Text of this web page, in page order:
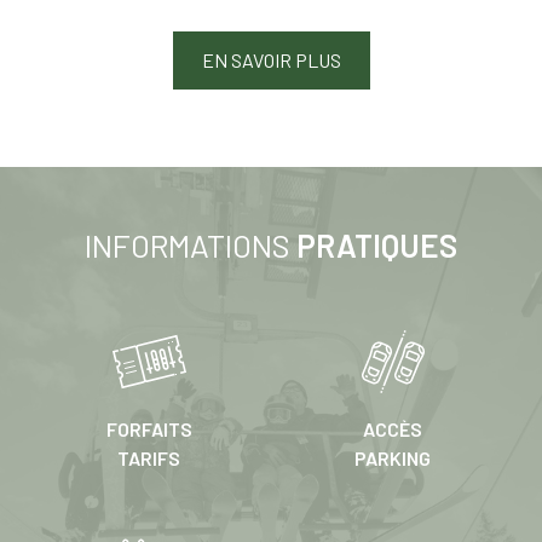
EN SAVOIR PLUS
INFORMATIONS PRATIQUES
FORFAITS
TARIFS
ACCÈS
PARKING